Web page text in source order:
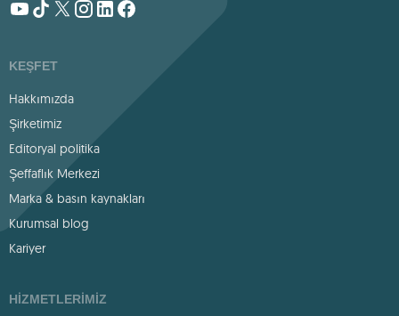
KEŞFET
Hakkımızda
Şirketimiz
Editoryal politika
Şeffaflık Merkezi
Marka & basın kaynakları
Kurumsal blog
Kariyer
HIZMETLERIMIZ